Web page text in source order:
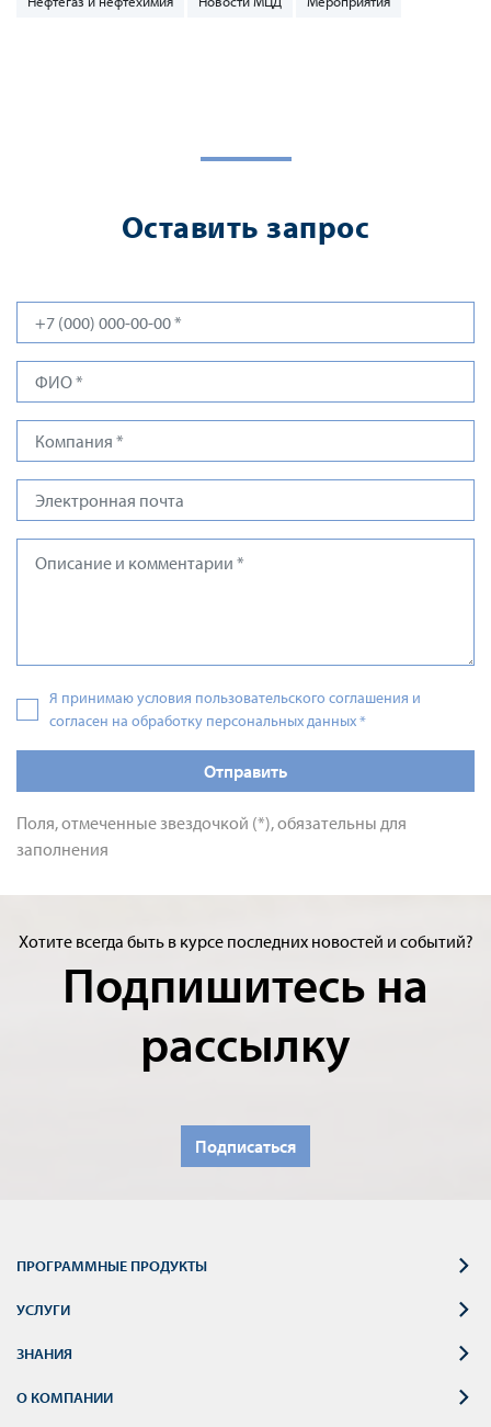
Оставить запрос
Я принимаю условия пользовательского соглашения и
согласен на обработку персональных данных*
Отправить
Поля, отмеченные звездочкой (*), обязательны для
заполнения
Хотите всегда быть в курсе последних новостей и событий?
Подпишитесь на
рассылку
Подписаться
ПРОГРАММНЫЕ ПРОДУКТЫ
УСЛУГИ
ЗНАНИЯ
О КОМПАНИИ